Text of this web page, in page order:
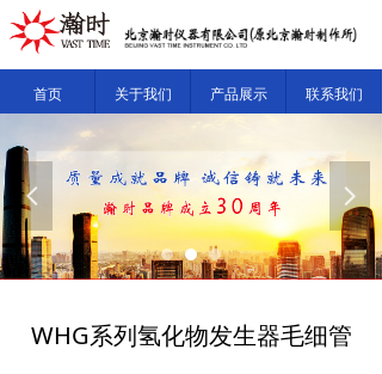
首页 关于我们 产品展示 联系我们
넳 넲
WHG系列氢化物发生器毛细管